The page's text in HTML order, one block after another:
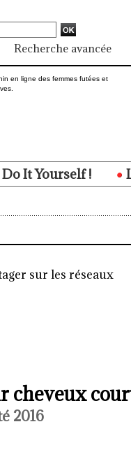
Recherche avancée
Do It Yourself !
sur les réseaux
cheveux
2016